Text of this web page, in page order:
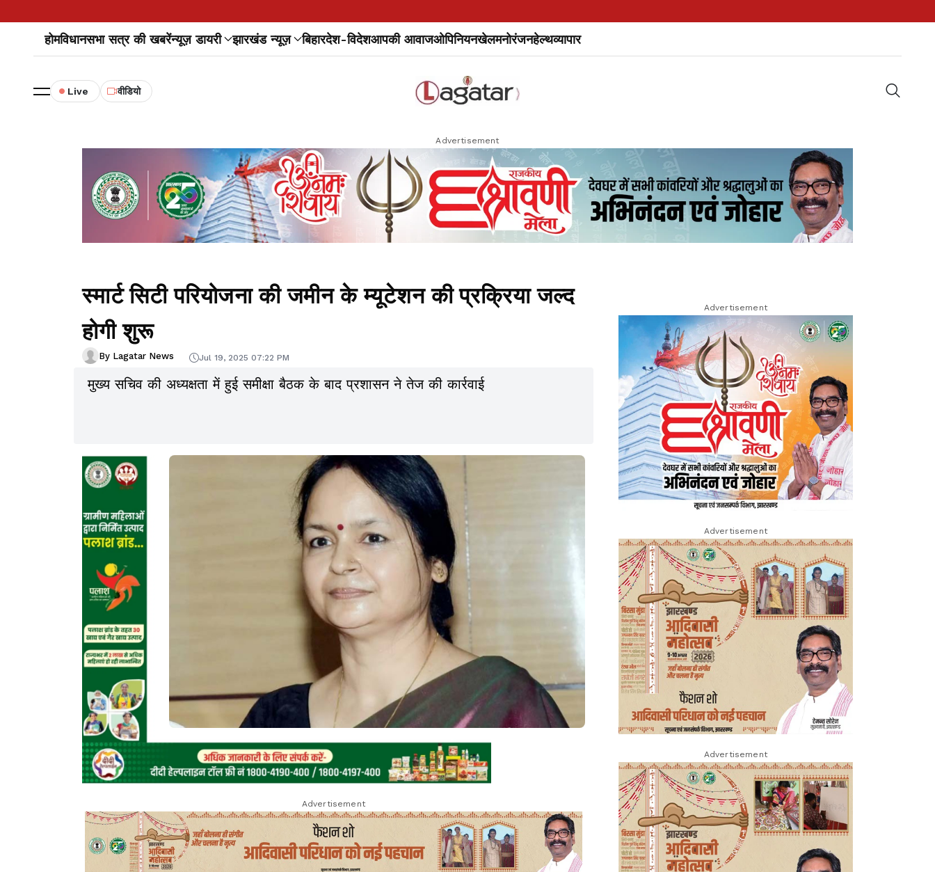
होमविधानसभा सत्र की खबरेंन्यूज़ डायरी झारखंड न्यूज़ बिहारदेश-विदेशआपकी आवाजओपिनियनखेलमनोरंजनहेल्थव्यापार
Live वीडियो
Advertisement
स्मार्ट सिटी परियोजना की जमीन के म्यूटेशन की प्रक्रिया जल्द
होगी शुरू
By Lagatar News Jul 19, 2025 07:22 PM
मुख्य सचिव की अध्यक्षता में हुई समीक्षा बैठक के बाद प्रशासन ने तेज की कार्रवाई
Advertisement
Advertisement
Advertisement
Advertisement